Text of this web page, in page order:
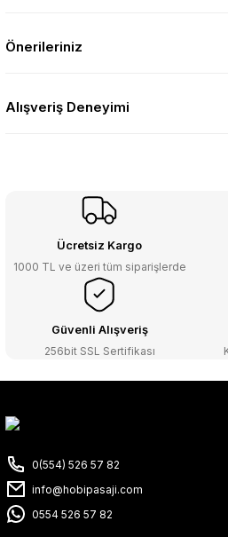
Önerileriniz
Alışveriş Deneyimi
Ücretsiz Kargo
1000 TL ve üzeri tüm siparişlerde
Güvenli Alışveriş
256bit SSL Sertifikası
0(554) 526 57 82
info@hobipasaji.com
0554 526 57 82